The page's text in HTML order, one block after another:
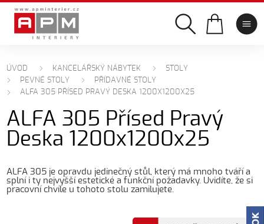
ÚVOD KANCELÁŘSKÝ NÁBYTEK
STOLY
PEVNÉ STOLY
PŘÍDAVNÉ STOLY
ALFA 305 PŘÍSED PRAVÝ DESKA 1200X1200X25
ALFA 305 Přísed Pravý
Deska 1200x1200x25
ALFA 305 je opravdu jedinečný stůl, který má mnoho tváří a
splní i ty nejvyšší estetické a funkční požadavky. Uvidíte, že si
pracovní chvíle u tohoto stolu zamilujete.